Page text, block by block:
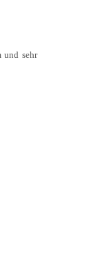
und sehr